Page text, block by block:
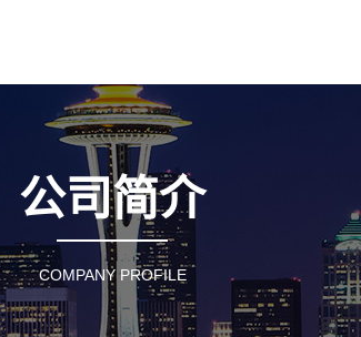
公司简介
COMPANY PROFILE